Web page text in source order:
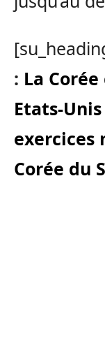
: La
Etats-
exercices
Corée du